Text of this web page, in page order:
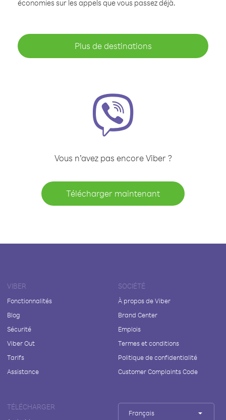
économies sur les appels que vous passez déjà.
Plus de destinations
Vous n’avez pas encore Viber ?
Télécharger maintenant
VIBER
Fonctionnalités
Blog
Sécurité
Viber Out
Tarifs
Assistance
SOCIÉTÉ
À propos de Viber
Brand Center
Emplois
Termes et conditions
Politique de confidentialité
Customer Complaints Code
TÉLÉCHARGER
Français